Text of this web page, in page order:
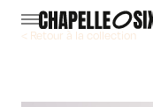
< Retour à la collection